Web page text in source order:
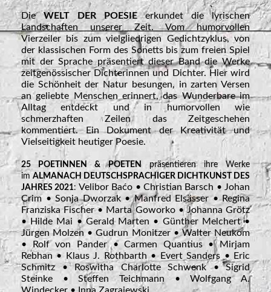
DieWELT DER POESIEerkundet die lyrischen
Landschaften unserer Zeit. Vom humorvollen
Vierzeiler bis zum vielgliedrigen Gedichtzyklus, von
der klassischen Form des Sonetts bis zum freien Spiel
mit der Sprache präsentiert dieser Band die Werke
zeitgenössischer Dichterinnen und Dichter. Hier wird
die Schönheit der Natur besungen, in zarten Versen
an geliebte Menschen erinnert, das Wunderbare im
Alltag entdeckt und in humorvollen wie
schmerzhaften Zeilen das Zeitgeschehen
kommentiert. Ein Dokument der Kreativität und
Vielseitigkeit heutiger Poesie.
25 POETINNEN & POETENpräsentieren ihre Werke
im ALMANACH DEUTSCHSPRACHIGER DICHTKUNST DES
JAHRES 2021: Velibor Baćo • Christian Barsch • Johan
Crim • Sonja Dworzak • Manfred Elsässer • Regina
Franziska Fischer • Marta Goworko • Johanna Grötz
• Hilde Mai • Gerald Marten • Günther Melchert •
Jürgen Molzen • Gudrun Monitzer • Walter Neukom
• Rolf von Pander • Carmen Quantius • Mirjam
Rebhan • Klaus J. Rothbarth • Evert Sanders • Eric
Schmitz • Roswitha Charlotte Schwenk • Sigrid
Steinke • Steffen Teichmann • Wolfgang A.